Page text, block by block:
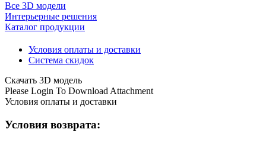
Все 3D модели
Интерьерные решения
Каталог продукции
Условия оплаты и доставки
Система скидок
Скачать 3D модель
Please Login To Download Attachment
Условия оплаты и доставки
Условия возврата: